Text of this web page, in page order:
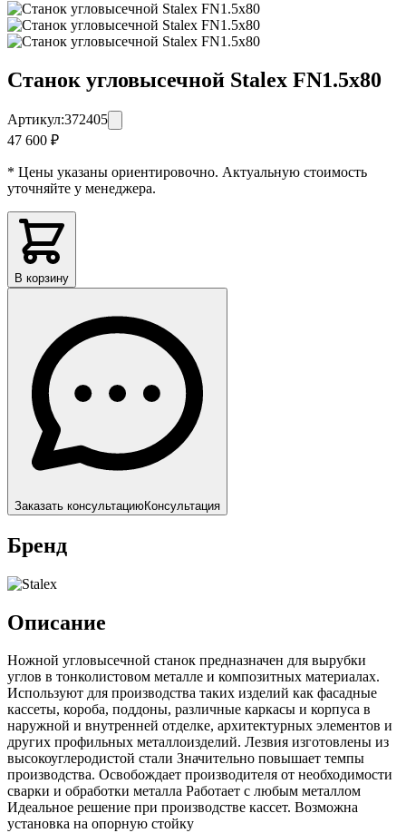
Станок угловысечной Stalex FN1.5x80
Артикул:372405
47 600 ₽
* Цены указаны ориентировочно. Актуальную стоимость
уточняйте у менеджера.
В корзину
Заказать консультациюКонсультация
Бренд
Описание
Ножной угловысечной станок предназначен для вырубки
углов в тонколистовом металле и композитных материалах.
Используют для производства таких изделий как фасадные
кассеты, короба, поддоны, различные каркасы и корпуса в
наружной и внутренней отделке, архитектурных элементов и
других профильных металлоизделий. Лезвия изготовлены из
высокоуглеродистой стали Значительно повышает темпы
производства. Освобождает производителя от необходимости
сварки и обработки металла Работает с любым металлом
Идеальное решение при производстве кассет. Возможна
установка на опорную стойку